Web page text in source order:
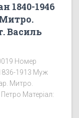
1840-1946
Василь
Номер
1913 Муж
Митро.
Матеріал: